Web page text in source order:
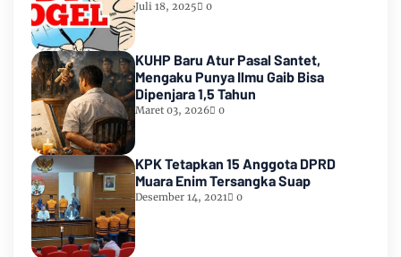
Juli 18, 2025 0
KUHP Baru Atur Pasal Santet,
Mengaku Punya Ilmu Gaib Bisa
Dipenjara 1,5 Tahun
Maret 03, 2026 0
KPK Tetapkan 15 Anggota DPRD
Muara Enim Tersangka Suap
Desember 14, 2021 0